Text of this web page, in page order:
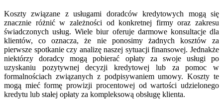
Koszty związane z usługami doradców kredytowych mogą się
znacznie różnić w zależności od konkretnej firmy oraz zakresu
świadczonych usług. Wiele biur oferuje darmowe konsultacje dla
klientów, co oznacza, że nie ponosimy żadnych kosztów za
pierwsze spotkanie czy analizę naszej sytuacji finansowej. Jednakże
niektórzy doradcy mogą pobierać opłaty za swoje usługi po
uzyskaniu pozytywnej decyzji kredytowej lub za pomoc w
formalnościach związanych z podpisywaniem umowy. Koszty te
mogą mieć formę prowizji procentowej od wartości udzielonego
kredytu lub stałej opłaty za kompleksową obsługę klienta.